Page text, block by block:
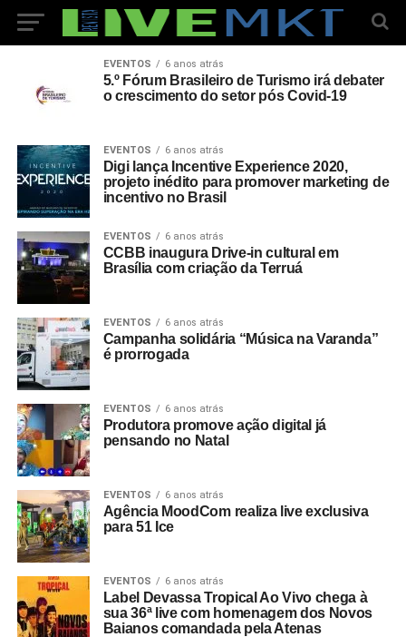
EVENTOS 6 anos atrás
5.º Fórum Brasileiro de Turismo irá debater
o crescimento do setor pós Covid-19
EVENTOS 6 anos atrás
Digi lança Incentive Experience 2020,
projeto inédito para promover marketing de
incentivo no Brasil
EVENTOS 6 anos atrás
CCBB inaugura Drive-in cultural em
Brasília com criação da Terruá
EVENTOS 6 anos atrás
Campanha solidária “Música na Varanda”
é prorrogada
EVENTOS 6 anos atrás
Produtora promove ação digital já
pensando no Natal
EVENTOS 6 anos atrás
Agência MoodCom realiza live exclusiva
para 51 Ice
EVENTOS 6 anos atrás
Label Devassa Tropical Ao Vivo chega à
sua 36ª live com homenagem dos Novos
Baianos comandada pela Atenas